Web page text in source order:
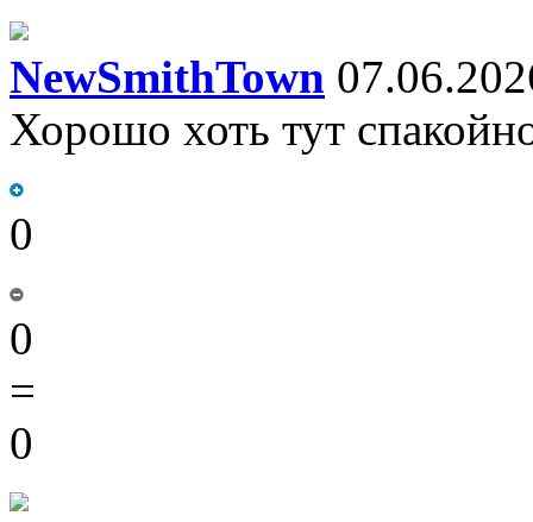
NewSmithTown
Хорошо хоть тут
0
0
=
0